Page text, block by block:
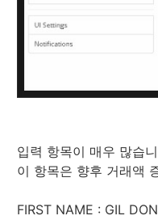
입력 항목이 매우 많습
이 항목은 향후 거래액
FIRST NAME : GIL